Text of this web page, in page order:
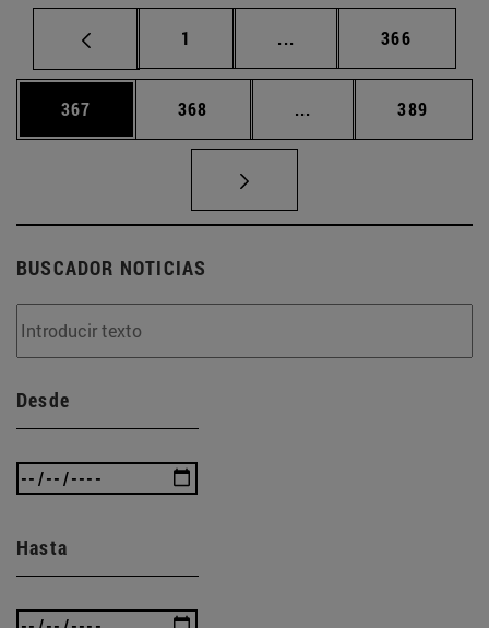
Página
1 ... Páginas intermedias
Página
366
Página
367 Página
368 ... Páginas intermedias
Página
389
BUSCADOR NOTICIAS
Desde
Hasta